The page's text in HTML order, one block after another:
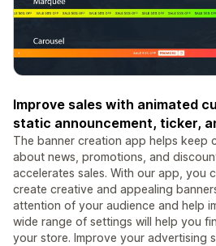
Improve sales with animated
static announcement, ticker,
The banner creation app helps keep
about news, promotions, and
accelerates sales. With our app, you
create creative and appealing
attention of your audience and help
wide range of settings will help you
your store. Improve your advertising